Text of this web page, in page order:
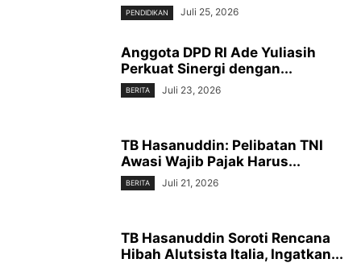
PENDIDIKAN Juli 25, 2026
Anggota DPD RI Ade Yuliasih
Perkuat Sinergi dengan...
BERITA Juli 23, 2026
TB Hasanuddin: Pelibatan TNI
Awasi Wajib Pajak Harus...
BERITA Juli 21, 2026
TB Hasanuddin Soroti Rencana
Hibah Alutsista Italia, Ingatkan...